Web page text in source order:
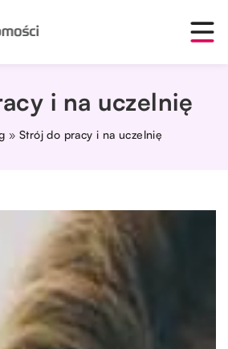
i na uczelnię
»Strój do pracy i na uczelnię